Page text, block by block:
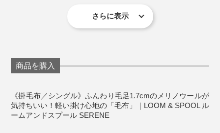
ふつうの毛布より約10cm幅が広い。寝返りを打って
も、はだけにくいつくりです。
男性も女性も、大人も赤ちゃんも。ベッドカバーを掛け
なくても、これ1枚で、寝室の顔になれる。長年、ずっ
と使える。ありそうでなかった毛布です。
イデアは暖かくていいなと思った。パジャマやスウェッ
ト姿もおしゃれに見える」
る、寝具としての毛布は、海外にはあまりないそう。
日本ならではの寝具だなんて、おもしろいですね。
そのせいか、毛布は長らく、海外に溢れるベッドカバー
使い始めは、濃い色の服に細かい毛羽が付くことが
生産工程の都合上、プリントの色が端まで入らず
向によっては芯地のポリエステルが見えることがあ
ります。
洗濯後、表面の風合いが変化することもあります
さらに表示
商品を購入
《掛毛布／シングル》ふんわり毛足1.7cmのメリノウールが
気持ちいい！軽い掛け心地の「毛布」｜LOOM & SPOOL ル
ームアンドスプール SERENE